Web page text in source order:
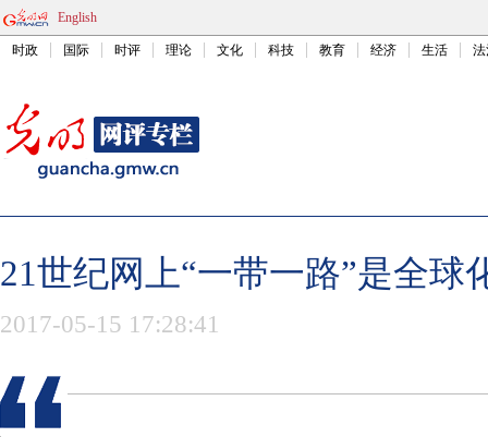
English
时政 国际 时评 理论 文化 科技 教育 经济 生活
21世纪网上“一带一路”是全球
2017-05-15 17:28:41